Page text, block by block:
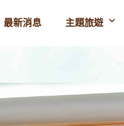
最新消息 主題旅遊